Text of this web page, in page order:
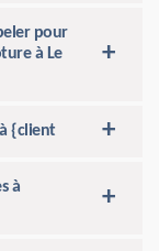
pour
à Le
{client
à